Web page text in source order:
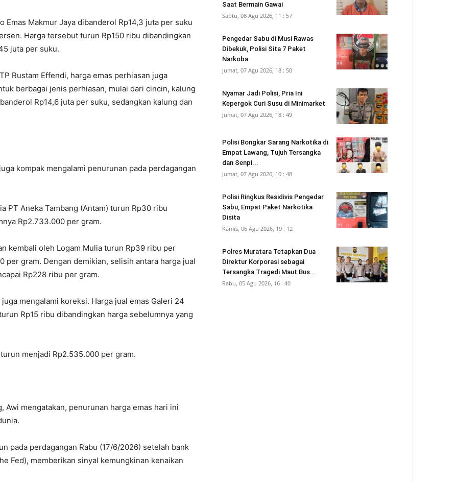
Emas Makmur Jaya dibanderol Rp14,3 juta per suku
Harga tersebut turun Rp150 ribu dibandingkan
juta per suku.
Rustam Effendi, harga emas perhiasan juga
berbagai jenis perhiasan, mulai dari cincin, kalung
Rp14,6 juta per suku, sedangkan kalung dan
kompak mengalami penurunan pada perdagangan
PT Aneka Tambang (Antam) turun Rp30 ribu
Rp2.733.000 per gram.
kembali oleh Logam Mulia turun Rp39 ribu per
per gram. Dengan demikian, selisih antara harga jual
Rp228 ribu per gram.
mengalami koreksi. Harga jual emas Galeri 24
Rp15 ribu dibandingkan harga sebelumnya yang
menjadi Rp2.535.000 per gram.
Awi mengatakan, penurunan harga emas hari ini
pada perdagangan Rabu (17/6/2026) setelah bank
Fed), memberikan sinyal kemungkinan kenaikan
Saat Bermain Gawai
Sabtu, 08 Agu 2026, 11 : 57
Pengedar Sabu di Musi Rawas
Dibekuk, Polisi Sita 7 Paket
Narkoba
Jumat, 07 Agu 2026, 18 : 50
Nyamar Jadi Polisi, Pria Ini
Kepergok Curi Susu di Minimarket
Jumat, 07 Agu 2026, 18 : 49
Polisi Bongkar Sarang Narkotika di
Empat Lawang, Tujuh Tersangka
dan Senpi...
Jumat, 07 Agu 2026, 10 : 48
Polisi Ringkus Residivis Pengedar
Sabu, Empat Paket Narkotika
Disita
Kamis, 06 Agu 2026, 19 : 12
Polres Muratara Tetapkan Dua
Direktur Korporasi sebagai
Tersangka Tragedi Maut Bus...
Rabu, 05 Agu 2026, 16 : 40